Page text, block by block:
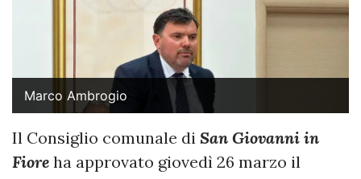
Marco Ambrogio
Il Consiglio comunale di San Giovanni in
Fiore ha approvato giovedì 26 marzo il